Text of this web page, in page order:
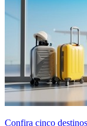
Confira cinco